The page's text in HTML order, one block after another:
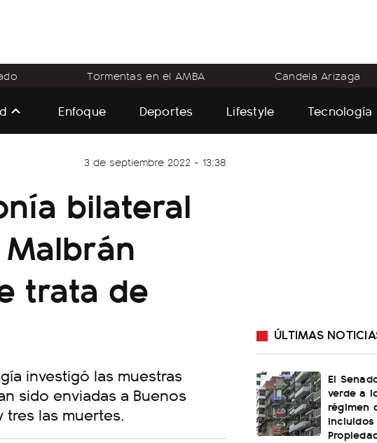
Tormentas en el AMBA Candela Arizaga
Enfoque Deportes Lifestyle Tecnología
3 de septiembre 2022 - 13:38
bilateral
trata de
investigó las muestras
sido enviadas a Buenos
las muertes.
ÚLTIMAS
El
verde a
régimen